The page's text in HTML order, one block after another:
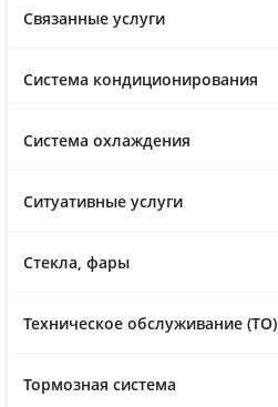
Связанные услуги
Система кондиционирования
Система охлаждения
Ситуативные услуги
Стекла, фары
Техническое обслуживание (ТО)
Тормозная система